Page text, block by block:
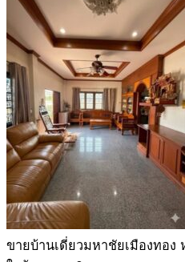
ขายบ้านเดี่ยวมหาชัยเมืองทอง